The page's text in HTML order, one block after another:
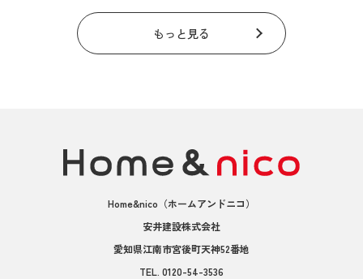
もっと見る
Home&nico （ホームアンドニコ）
安井建設株式会社
愛知県江南市宮後町天神52番地
TEL. 0120-54-3536